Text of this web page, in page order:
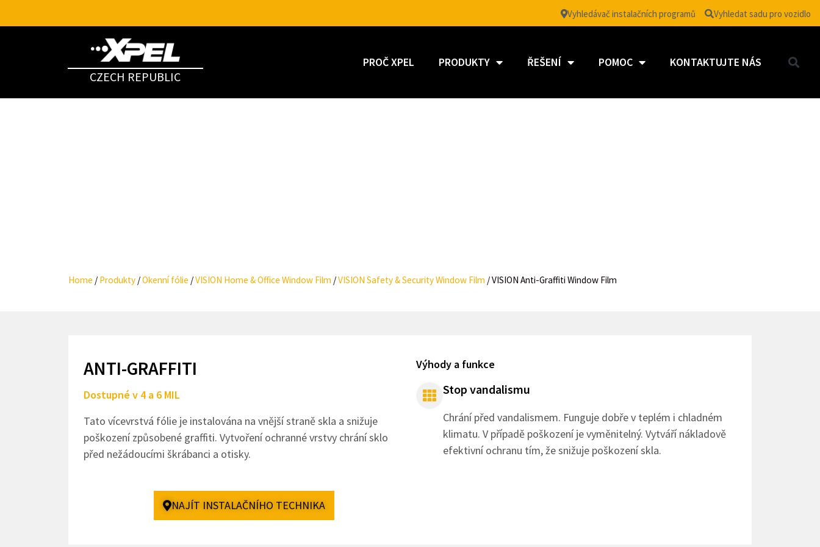
Vyhledávač instalačních programů Vyhledat sadu pro vozidlo
CZECH REPUBLIC
PROČ XPEL PRODUKTY ŘEŠENÍ POMOC KONTAKTUJTE NÁS
Home / Produkty /Okenní fólie​ /VISION Home & Office Window Film /VISION Safety & Security Window Film /VISION Anti-Graffiti Window Film
ANTI-GRAFFITI
Dostupné v 4 a 6 MIL
Tato vícevrstvá fólie je instalována na vnější straně skla a snižuje
poškození způsobené graffiti. Vytvoření ochranné vrstvy chrání sklo
před nežádoucími škrábanci a otisky.
NAJÍT INSTALAČNÍHO TECHNIKA
Výhody a funkce
Stop vandalismu
Chrání před vandalismem. Funguje dobře v teplém i chladném
klimatu. V případě poškození je vyměnitelný. Vytváří nákladově
efektivní ochranu tím, že snižuje poškození skla.